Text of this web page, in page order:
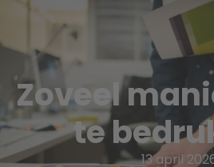
Zoveel
te
13 april